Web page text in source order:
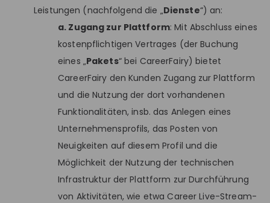
Leistungen (nachfolgend die „Dienste“) an:
a. Zugang zur Plattform: Mit Abschluss eines
kostenpflichtigen Vertrages (der Buchung
eines „Pakets“ bei CareerFairy) bietet
CareerFairy den Kunden Zugang zur Plattform
und die Nutzung der dort vorhandenen
Funktionalitäten, insb. das Anlegen eines
Unternehmensprofils, das Posten von
Neuigkeiten auf diesem Profil und die
Möglichkeit der Nutzung der technischen
Infrastruktur der Plattform zur Durchführung
von Aktivitäten, wie etwa Career Live-Stream-